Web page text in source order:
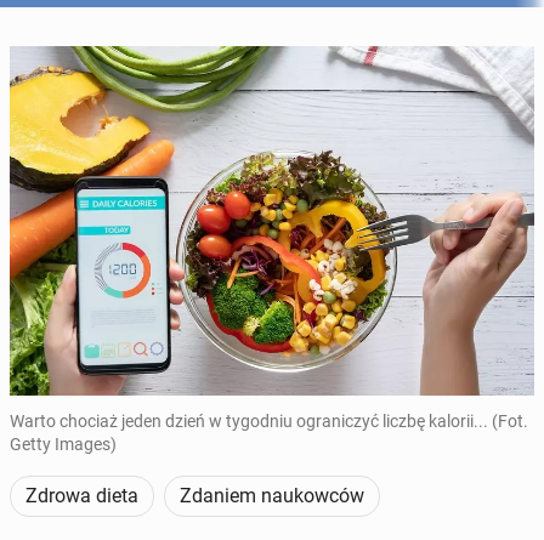
Warto chociaż jeden dzień w tygodniu ograniczyć liczbę kalorii... (Fot.
Getty Images)
Zdrowa dieta Zdaniem naukowców